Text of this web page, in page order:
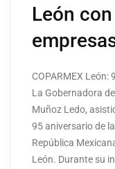
León
COPARMEX León:
La Gobernadora
Muñoz Ledo,
95 aniversario de
República
León. Durante su